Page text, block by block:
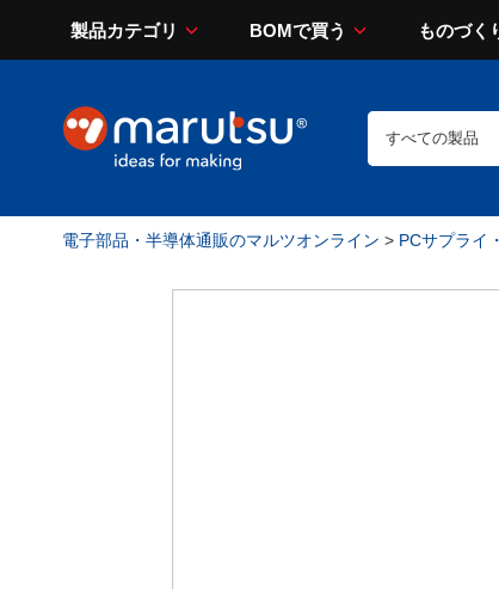
製品カテゴリ BOMで買う ものづく
電子部品・半導体通販のマルツオンライン > PCサプライ